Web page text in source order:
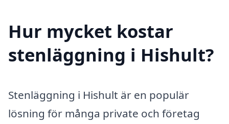
Hur mycket kostar
stenläggning i Hishult?
Stenläggning i Hishult är en populär
lösning för många private och företag